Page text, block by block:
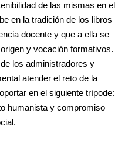
de las mismas en el
en la tradición de los libros
docente y que a ella se
y vocación formativos.
los administradores y
atender el reto de la
en el siguiente trípode:
humanista y compromiso